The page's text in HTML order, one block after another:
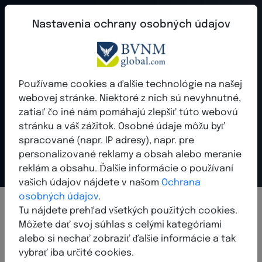
- Tvoj prístup k
digitálnemu
vedomostiam
Učiť sa. Rásť. Sietovať.
vizit - Tvoj kľúč k
exkluzívnym v
Nastavenia ochrany osobných údajov
Používame cookies a ďalšie technológie na našej
webovej stránke. Niektoré z nich sú nevyhnutné,
zatiaľ čo iné nám pomáhajú zlepšiť túto webovú
stránku a váš zážitok. Osobné údaje môžu byť
spracované (napr. IP adresy), napr. pre
personalizované reklamy a obsah alebo meranie
reklám a obsahu. Ďalšie informácie o používaní
vašich údajov nájdete v našom Ochrana
osobných údajov.
Tu nájdete prehľad všetkých použitých cookies.
Môžete dať svoj súhlas s celými kategóriami
alebo si nechať zobraziť ďalšie informácie a tak
vybrať iba určité cookies.